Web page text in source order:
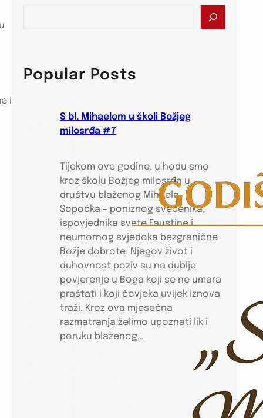
i
c
hPopular Posts
S bl. Mihaelom u školi Božjeg
milosrđa #7
Tijekom ove godine, u hodu smo
kroz školu Božjeg milosrđa u
društvu blaženog Mihaela
Sopoćka – poniznog svećenika,
ispovjednika svete Faustine i
neumornog svjedoka bezgranične
Božje dobrote. Njegov život i
duhovnost poziv su na dublje
povjerenje u Boga koji se ne umara
praštati i koji čovjeka uvijek iznova
traži. Kroz ova mjesečna
razmatranja želimo upoznati lik i
poruku blaženog…